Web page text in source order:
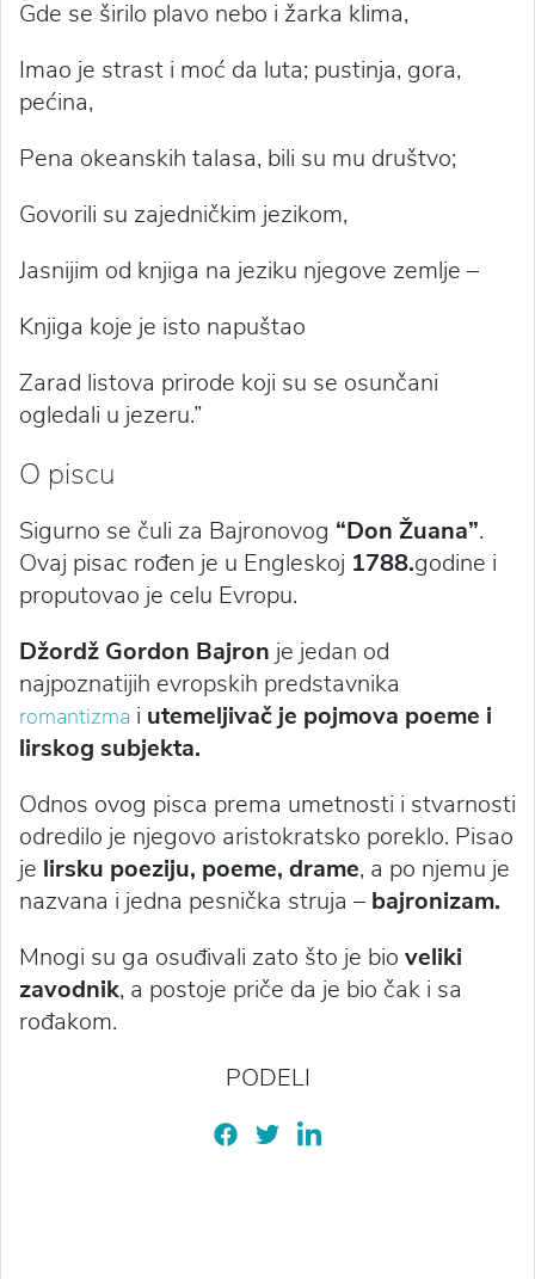
Gde se širilo plavo nebo i žarka klima,
Imao je strast i moć da luta; pustinja, gora,
pećina,
Pena okeanskih talasa, bili su mu društvo;
Govorili su zajedničkim jezikom,
Jasnijim od knjiga na jeziku njegove zemlje –
Knjiga koje je isto napuštao
Zarad listova prirode koji su se osunčani
ogledali u jezeru.”
O piscu
Sigurno se čuli za Bajronovog “Don Žuana”.
Ovaj pisac rođen je u Engleskoj 1788.godine i
proputovao je celu Evropu.
Džordž Gordon Bajron je jedan od
najpoznatijih evropskih predstavnika
romantizma i utemeljivač je pojmova poeme i
lirskog subjekta.
Odnos ovog pisca prema umetnosti i stvarnosti
odredilo je njegovo aristokratsko poreklo. Pisao
je lirsku poeziju, poeme, drame, a po njemu je
nazvana i jedna pesnička struja – bajronizam.
Mnogi su ga osuđivali zato što je bio veliki
zavodnik, a postoje priče da je bio čak i sa
rođakom.
PODELI